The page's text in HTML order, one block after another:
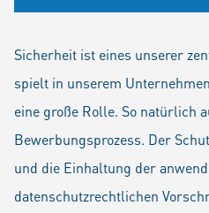
Sicherheit ist eines unserer
spielt in unserem
eine große Rolle. So natürlich
Bewerbungsprozess. Der
und die Einhaltung der
datenschutzrechtlichen